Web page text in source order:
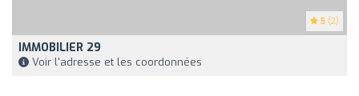
5 (2)
IMMOBILIER 29
Voir l'adresse et les coordonnées